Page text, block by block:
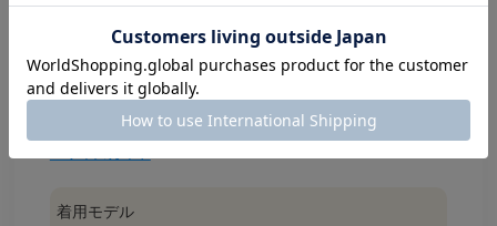
袖幅：26.5cm
袖口ゴム幅：8.5～18cm(伸縮します)
袖口フレア幅：23.5cm
※平置きで採寸(ウエストとヒップは幅×2で記載)
着用モデル